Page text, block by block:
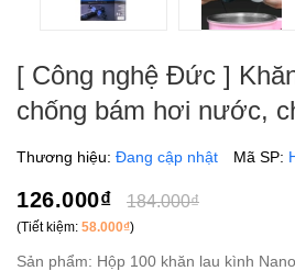
[ Công nghệ Đức ]
chống bám hơi nước,
Thương hiệu: Đang cập nhật Mã SP:
126.000₫ 184.000₫
(Tiết kiệm: 58.000₫)
Sản phẩm: Hộp 100 khăn lau kình